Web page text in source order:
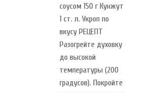
соусом 150 г Кунжут
1 ст. л. Укроп по
вкусу РЕЦЕПТ
Разогрейте духовку
до высокой
температуры (200
градусов). Покройте